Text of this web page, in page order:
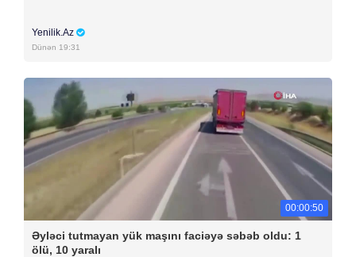
Yenilik.Az
Dünən 19:31
00:00:50
Əyləci tutmayan yük maşını faciəyə səbəb oldu: 1
ölü, 10 yaralı